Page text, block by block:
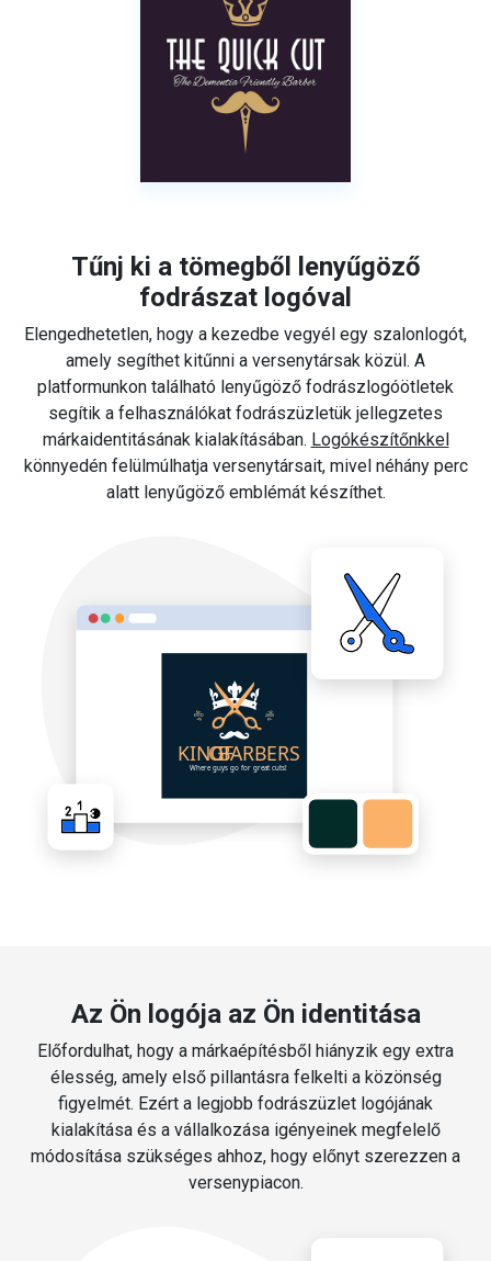
Tűnj ki a tömegből lenyűgöző
fodrászat logóval
Elengedhetetlen, hogy a kezedbe vegyél egy szalonlogót,
amely segíthet kitűnni a versenytársak közül. A
platformunkon található lenyűgöző fodrászlogóötletek
segítik a felhasználókat fodrászüzletük jellegzetes
márkaidentitásának kialakításában. Logókészítőnkkel
könnyedén felülmúlhatja versenytársait, mivel néhány perc
alatt lenyűgöző emblémát készíthet.
Az Ön logója az Ön identitása
Előfordulhat, hogy a márkaépítésből hiányzik egy extra
élesség, amely első pillantásra felkelti a közönség
figyelmét. Ezért a legjobb fodrászüzlet logójának
kialakítása és a vállalkozása igényeinek megfelelő
módosítása szükséges ahhoz, hogy előnyt szerezzen a
versenypiacon.